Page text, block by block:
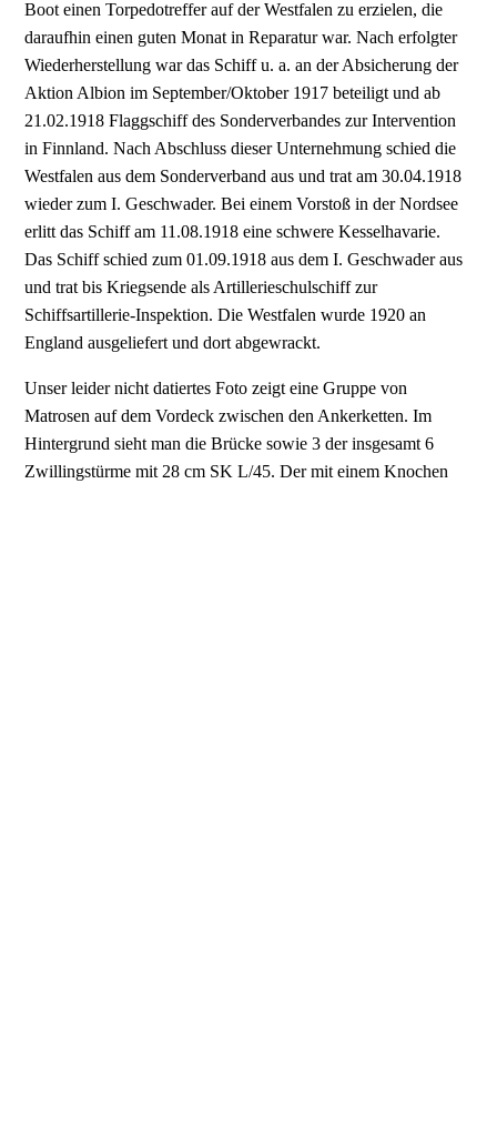
Boot einen Torpedotreffer auf der Westfalen zu erzielen, die
daraufhin einen guten Monat in Reparatur war. Nach erfolgter
Wiederherstellung war das Schiff u. a. an der Absicherung der
Aktion Albion im September/Oktober 1917 beteiligt und ab
21.02.1918 Flagg­schiff des Sonderverbandes zur Intervention
in Finnland. Nach Abschluss dieser Unternehmung schied die
Westfalen aus dem Sonderverband aus und trat am 30.04.1918
wieder zum I. Geschwa­der. Bei einem Vorstoß in der Nordsee
erlitt das Schiff am 11.08.1918 eine schwere Kesselhavarie.
Das Schiff schied zum 01.09.1918 aus dem I. Geschwader aus
und trat bis Kriegsende als Artillerie­schulschiff zur
Schiffsartillerie-Inspektion. Die Westfalen wurde 1920 an
England ausgeliefert und dort abgewrackt.
Unser leider nicht datiertes Foto zeigt eine Gruppe von
Matrosen auf dem Vordeck zwischen den Ankerketten. Im
Hintergrund sieht man die Brücke sowie 3 der insgesamt 6
Zwillingstürme mit 28 cm SK L/45. Der mit einem Knochen